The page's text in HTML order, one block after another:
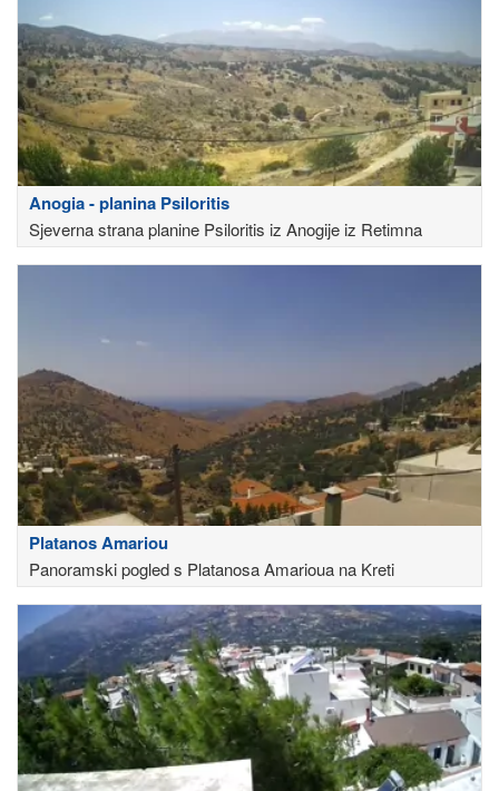
Anogia - planina Psiloritis
Sjeverna strana planine Psiloritis iz Anogije iz Retimna
Platanos Amariou
Panoramski pogled s Platanosa Amarioua na Kreti